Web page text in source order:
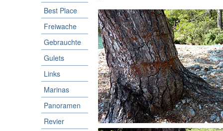
Best Place
Freiwache
Gebrauchte
Gulets
Links
Marinas
Panoramen
Revier